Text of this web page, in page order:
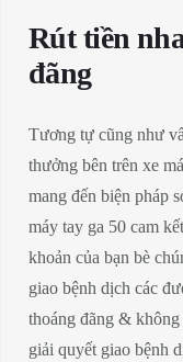
Rút tiền
đãng
Tương tự cũng như
thưởng bên trên xe
mang đến biện pháp
máy tay ga 50 cam
khoản của bạn bè
giao bệnh dịch các
thoáng đãng &
giải quyết giao bệnh